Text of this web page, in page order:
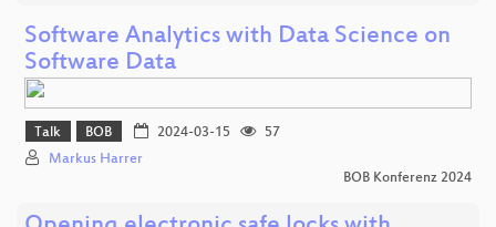
Software Analytics with Data Science on
Software Data
Talk BOB 2024-03-15
57
Markus Harrer
BOB Konferenz 2024